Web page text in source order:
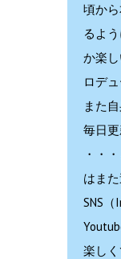
頃か
るよ
か楽
ロデ
また
毎日更
・・
はま
SNS（
楽し